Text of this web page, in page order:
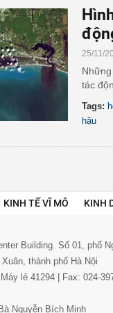
25/11/
tác
Tags:
hậu
KINH TẾ VĨ MÔ KINH
Building. Số 01, phố
thành phố Hà Nội
lẻ 41294 | Fax: 024-
Nguyễn Bích Minh